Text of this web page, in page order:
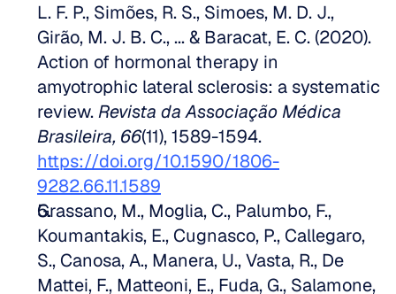
L. F. P., Simões, R. S., Simoes, M. D. J.,
Girão, M. J. B. C., ... & Baracat, E. C. (2020).
Action of hormonal therapy in
amyotrophic lateral sclerosis: a systematic
review. Revista da Associação Médica
Brasileira, 66
https://doi.org/10.1590/1806-
9282.66.11.1589
Grassano, M., Moglia, C., Palumbo, F.,
Koumantakis, E., Cugnasco, P., Callegaro,
S., Canosa, A., Manera, U., Vasta, R., De
Mattei, F., Matteoni, E., Fuda, G., Salamone,